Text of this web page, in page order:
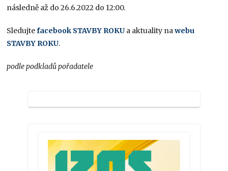
následně až do 26.6.2022 do 12:00.
Sledujtefacebook STAVBY ROKU a aktuality nawebu
STAVBY ROKU.
podle podkladů pořadatele